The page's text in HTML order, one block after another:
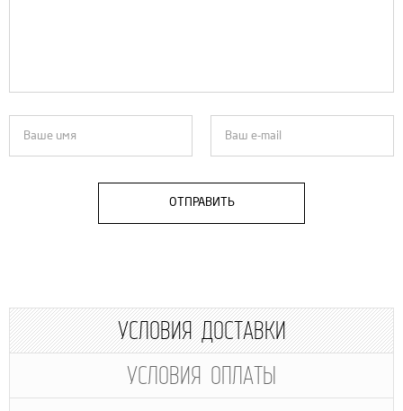
ОТПРАВИТЬ
УСЛОВИЯ ДОСТАВКИ
УСЛОВИЯ ОПЛАТЫ